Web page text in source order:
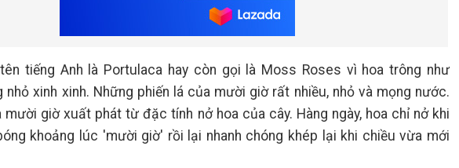
tiếng Anh là Portulaca hay còn gọi là Moss Roses vì hoa trông như
nhỏ xinh xinh. Những phiến lá của mười giờ rất nhiều, nhỏ và mọng nước.
mười giờ xuất phát từ đặc tính nở hoa của cây. Hàng ngày, hoa chỉ nở khi
khoảng lúc 'mười giờ' rồi lại nhanh chóng khép lại khi chiều vừa mới